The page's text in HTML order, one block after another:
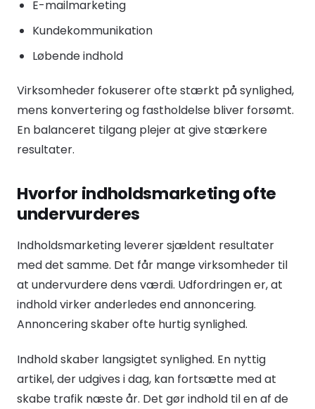
E-mailmarketing
Kundekommunikation
Løbende indhold
Virksomheder fokuserer ofte stærkt på synlighed,
mens konvertering og fastholdelse bliver forsømt.
En balanceret tilgang plejer at give stærkere
resultater.
Hvorfor indholdsmarketing ofte
undervurderes
Indholdsmarketing leverer sjældent resultater
med det samme. Det får mange virksomheder til
at undervurdere dens værdi. Udfordringen er, at
indhold virker anderledes end annoncering.
Annoncering skaber ofte hurtig synlighed.
Indhold skaber langsigtet synlighed. En nyttig
artikel, der udgives i dag, kan fortsætte med at
skabe trafik næste år. Det gør indhold til en af de